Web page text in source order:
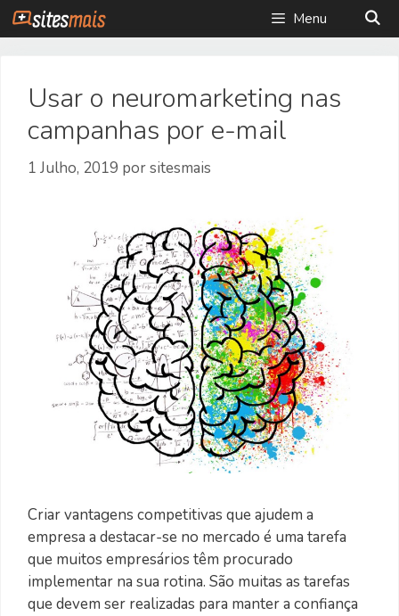
Saltar
para
Menu
Usar o neuromarketing nas
campanhas por e-mail
1 Julho, 2019 porsitesmais
Criar vantagens competitivas que ajudem a
empresa a destacar-se no mercado é uma tarefa
que muitos empresários têm procurado
implementar na sua rotina. São muitas as tarefas
que devem ser realizadas para manter a confiança